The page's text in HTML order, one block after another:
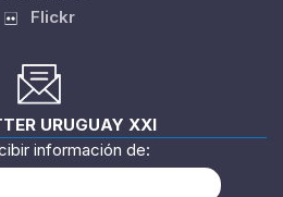
Flickr
URUGUAY XXI
información de: